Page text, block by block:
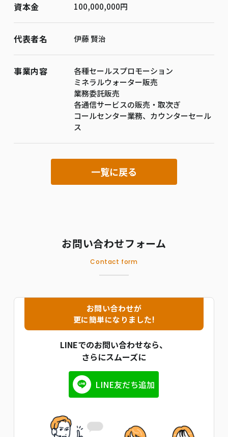
資本金 100,000,000円
代表者名 伊藤 賢治
事業内容
各種セールスプロモーション
ミネラルウォーター販売
業務委託販売
各通信サービスの販売・取次ぎ
コールセンター業務、カウンターセール
ス
一覧に戻る
お問い合わせフォーム
Contact form
お問い合わせが
更に簡単になりました!
LINEでのお問い合わせなら、
さらにスムーズに
LINE友だち追加